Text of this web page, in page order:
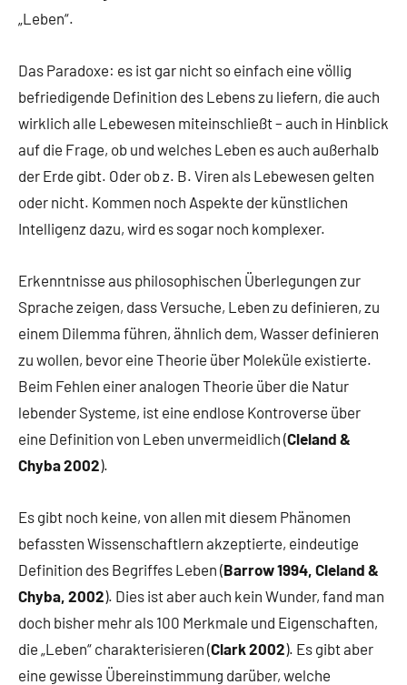
„Leben“.
Das Paradoxe: es ist gar nicht so einfach eine völlig
befriedigende Definition des Lebens zu liefern, die auch
wirklich alle Lebewesen miteinschließt – auch in Hinblick
auf die Frage, ob und welches Leben es auch außerhalb
der Erde gibt. Oder ob z. B. Viren als Lebewesen gelten
oder nicht. Kommen noch Aspekte der künstlichen
Intelligenz dazu, wird es sogar noch komplexer.
Erkenntnisse aus philosophischen Überlegungen zur
Sprache zeigen, dass Versuche, Leben zu definieren, zu
einem Dilemma führen, ähnlich dem, Wasser definieren
zu wollen, bevor eine Theorie über Moleküle existierte.
Beim Fehlen einer analogen Theorie über die Natur
lebender Systeme, ist eine endlose Kontroverse über
eine Definition von Leben unvermeidlich (Cleland &
Chyba 2002).
Es gibt noch keine, von allen mit diesem Phänomen
befassten Wissenschaftlern akzeptierte, eindeutige
Definition des Begriffes Leben (Barrow 1994, Cleland &
Chyba, 2002). Dies ist aber auch kein Wunder, fand man
doch bisher mehr als 100 Merkmale und Eigenschaften,
die „Leben“ charakterisieren (Clark 2002). Es gibt aber
eine gewisse Übereinstimmung darüber, welche